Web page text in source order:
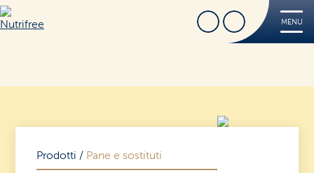
Nutrifree MENU
CercaTrova Negozio
Prodotti / Pane e sostituti